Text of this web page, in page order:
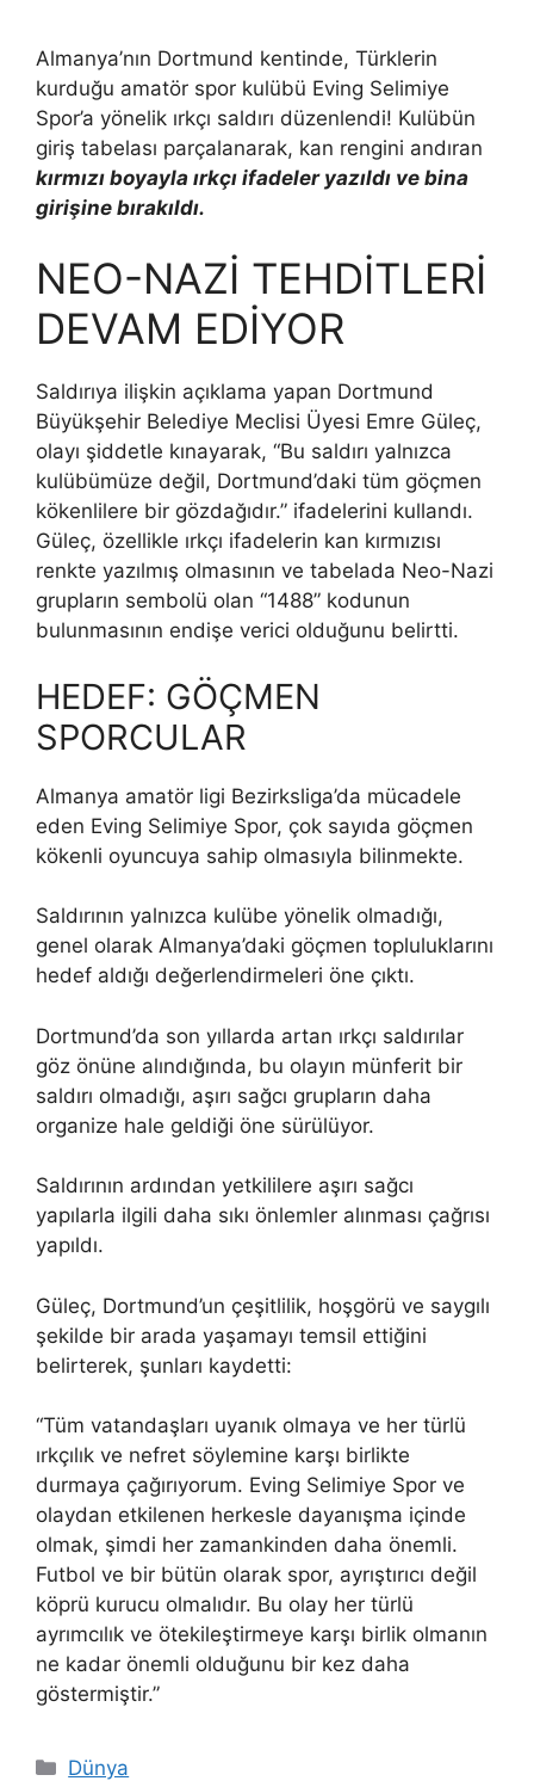
Almanya’nın Dortmund kentinde, Türklerin
kurduğu amatör spor kulübü Eving Selimiye
Spor’a yönelik ırkçı saldırı düzenlendi! Kulübün
giriş tabelası parçalanarak, kan rengini andıran
kırmızı boyayla ırkçı ifadeler yazıldı ve bina
girişine bırakıldı.
NEO-NAZİ TEHDİTLERİ
DEVAM EDİYOR
Saldırıya ilişkin açıklama yapan Dortmund
Büyükşehir Belediye Meclisi Üyesi Emre Güleç,
olayı şiddetle kınayarak, “Bu saldırı yalnızca
kulübümüze değil, Dortmund’daki tüm göçmen
kökenlilere bir gözdağıdır.” ifadelerini kullandı.
Güleç, özellikle ırkçı ifadelerin kan kırmızısı
renkte yazılmış olmasının ve tabelada Neo-Nazi
grupların sembolü olan “1488” kodunun
bulunmasının endişe verici olduğunu belirtti.
HEDEF: GÖÇMEN
SPORCULAR
Almanya amatör ligi Bezirksliga’da mücadele
eden Eving Selimiye Spor, çok sayıda göçmen
kökenli oyuncuya sahip olmasıyla bilinmekte.
Saldırının yalnızca kulübe yönelik olmadığı,
genel olarak Almanya’daki göçmen topluluklarını
hedef aldığı değerlendirmeleri öne çıktı.
Dortmund’da son yıllarda artan ırkçı saldırılar
göz önüne alındığında, bu olayın münferit bir
saldırı olmadığı, aşırı sağcı grupların daha
organize hale geldiği öne sürülüyor.
Saldırının ardından yetkililere aşırı sağcı
yapılarla ilgili daha sıkı önlemler alınması çağrısı
yapıldı.
Güleç, Dortmund’un çeşitlilik, hoşgörü ve saygılı
şekilde bir arada yaşamayı temsil ettiğini
belirterek, şunları kaydetti:
“Tüm vatandaşları uyanık olmaya ve her türlü
ırkçılık ve nefret söylemine karşı birlikte
durmaya çağırıyorum. Eving Selimiye Spor ve
olaydan etkilenen herkesle dayanışma içinde
olmak, şimdi her zamankinden daha önemli.
Futbol ve bir bütün olarak spor, ayrıştırıcı değil
köprü kurucu olmalıdır. Bu olay her türlü
ayrımcılık ve ötekileştirmeye karşı birlik olmanın
ne kadar önemli olduğunu bir kez daha
göstermiştir.”
Kategoriler
Dünya